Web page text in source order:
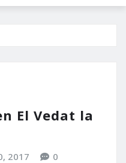
El Vedat la
2017 0